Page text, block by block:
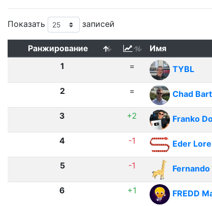
Показать записей
Ранжирование Имя
1
= TYBL
2 = Chad
3 +2 Franko
4 -1 Eder
5 -1 Fernando
6 +1 FREDD